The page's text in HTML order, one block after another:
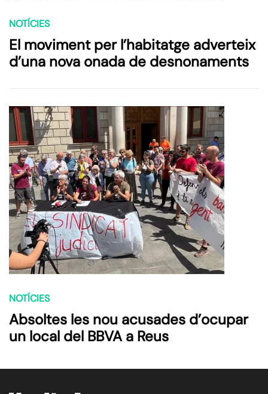
NOTÍCIES
El moviment per l’habitatge adverteix
d’una nova onada de desnonaments
NOTÍCIES
Absoltes les nou acusades d’ocupar
un local del BBVA a Reus